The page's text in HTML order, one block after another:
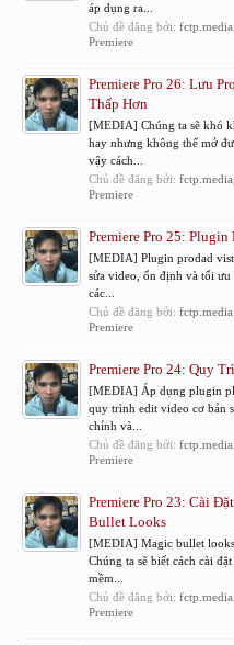
áp dụng ra...
Chủ đề đăng bởi: fctp.media
Premiere
Premiere Pro 26: Lưu
Thấp Hơn
[MEDIA] Chúng ta sẽ khó
hay nhưng không thể mở
vậy cách...
Chủ đề đăng bởi: fctp.media
Premiere
Premiere Pro 25: Plugin
[MEDIA] Plugin prodad
sửa video, ổn định và tối ưu
các...
Chủ đề đăng bởi: fctp.media
Premiere
Premiere Pro 24: Quy
[MEDIA] Áp dụng plugin
quy trình edit video cơ bản
chỉnh và...
Chủ đề đăng bởi: fctp.media
Premiere
Premiere Pro 23: Cài
Bullet Looks
[MEDIA] Magic bullet
Chúng ta sẽ biết cách cài
mềm...
Chủ đề đăng bởi: fctp.media
Premiere